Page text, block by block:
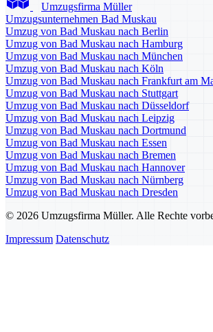
Umzugsfirma Müller
Umzugsunternehmen Bad Muskau
Umzug von Bad Muskau nach Berlin
Umzug von Bad Muskau nach Hamburg
Umzug von Bad Muskau nach München
Umzug von Bad Muskau nach Köln
Umzug von Bad Muskau nach Frankfurt am
Umzug von Bad Muskau nach Stuttgart
Umzug von Bad Muskau nach Düsseldorf
Umzug von Bad Muskau nach Leipzig
Umzug von Bad Muskau nach Dortmund
Umzug von Bad Muskau nach Essen
Umzug von Bad Muskau nach Bremen
Umzug von Bad Muskau nach Hannover
Umzug von Bad Muskau nach Nürnberg
Umzug von Bad Muskau nach Dresden
© 2026 Umzugsfirma Müller. Alle Rechte
Impressum Datenschutz